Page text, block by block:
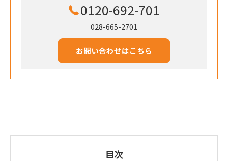
0120-692-701
028-665-2701
お問い合わせはこちら
目次